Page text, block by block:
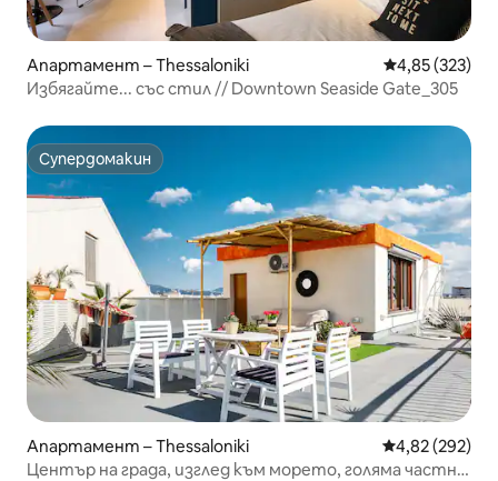
Апартамент – Thessaloniki Средна
4,85 (323)
Избягайте... със стил // Downtown Seaside Gate_305
Супердомакин
Супердомакин
Апартамент – Thessaloniki Средна
4,82 (292)
Център на града, изглед към морето, голяма частна